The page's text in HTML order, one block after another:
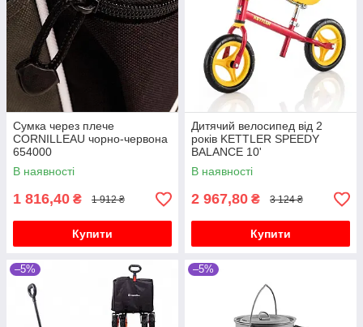
Сумка через плече
CORNILLEAU чорно-червона
654000
В наявності
1 816,40 ₴ 1 912 ₴
Купити
Дитячий велосипед від 2
років KETTLER SPEEDY
BALANCE 10'
В наявності
2 967,80 ₴ 3 124 ₴
Купити
–5% –5%